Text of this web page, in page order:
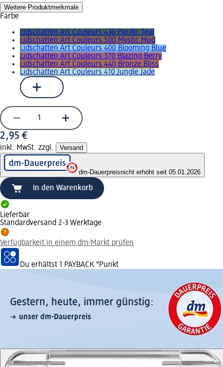
Weitere Produktmerkmale
Farbe
Lidschatten Art Couleurs 430 Pacific Teal
Lidschatten Art Couleurs 500 Mystic Mud
Lidschatten Art Couleurs 400 Blooming Blue
Lidschatten Art Couleurs 370 Blazing Berry
Lidschatten Art Couleurs 440 Bronze Bliss
Lidschatten Art Couleurs 410 Jungle Jade
2,95 €
inkl. MwSt. zzgl. Versand
dm-Dauerpreisnicht erhöht seit 05.01.2026
In den Warenkorb
Lieferbar
Standardversand 2-3 Werktage
Verfügbarkeit in einem dm-Markt prüfen
Du erhältst 1 PAYBACK °Punkt
Gestern, heute, immer günstig:
unser dm-Dauerpreis